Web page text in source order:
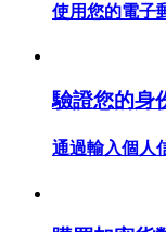
使用您的電子
驗證您的身
通過輸入個人